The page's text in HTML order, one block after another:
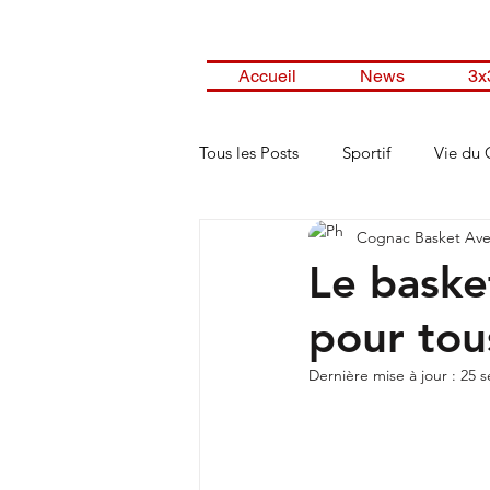
Accueil News
Tous les Posts Sportif Vie du
Le
pour
Cognac Basket
Dernière mise à jour : 25